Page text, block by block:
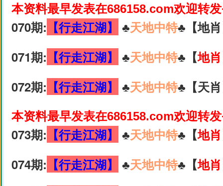
本资料最早发表在686158.com欢迎转
070期: 【行走江湖】 ♣️天地中特♣️【地
071期: 【行走江湖】 ♣️天地中特♣️【地肖
072期: 【行走江湖】 ♣️天地中特♣️【天
本资料最早发表在686158.com欢迎转
073期: 【行走江湖】 ♣️天地中特♣️【地肖
074期: 【行走江湖】 ♣️天地中特♣️【地肖